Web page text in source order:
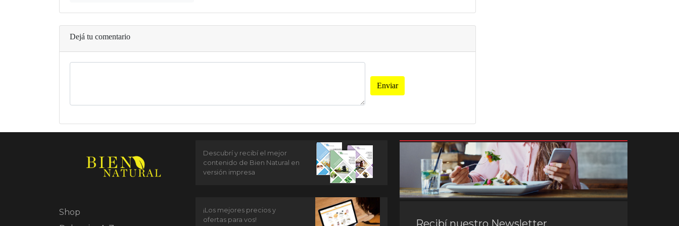
Dejá tu comentario
Enviar
Shop
Descubrí y recibí el mejor
contenido de Bien Natural en
versión impresa
¡Los mejores precios y
ofertas para vos!
Recibí nuestro Newsletter